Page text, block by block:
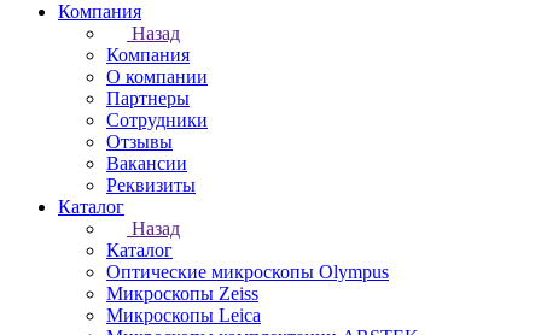
Компания
Назад
Компания
О компании
Партнеры
Сотрудники
Отзывы
Вакансии
Реквизиты
Каталог
Назад
Каталог
Оптические микроскопы Olympus
Микроскопы Zeiss
Микроскопы Leica